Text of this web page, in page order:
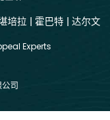
培拉 | 霍巴特 | 达尔文
Experts
司